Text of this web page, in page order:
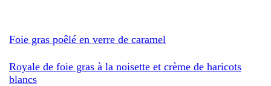
Foie gras poêlé en verre de caramel
Royale de foie gras à la noisette et crème de haricots
blancs